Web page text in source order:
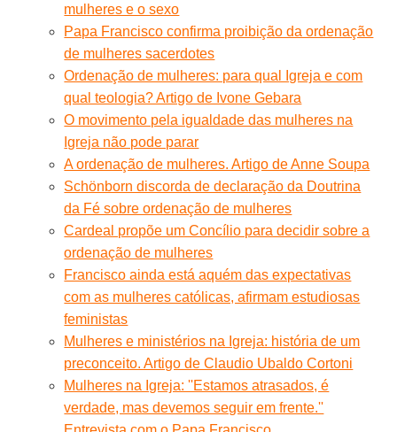
mulheres e o sexo
Papa Francisco confirma proibição da ordenação
de mulheres sacerdotes
Ordenação de mulheres: para qual Igreja e com
qual teologia? Artigo de Ivone Gebara
O movimento pela igualdade das mulheres na
Igreja não pode parar
A ordenação de mulheres. Artigo de Anne Soupa
Schönborn discorda de declaração da Doutrina
da Fé sobre ordenação de mulheres
Cardeal propõe um Concílio para decidir sobre a
ordenação de mulheres
Francisco ainda está aquém das expectativas
com as mulheres católicas, afirmam estudiosas
feministas
Mulheres e ministérios na Igreja: história de um
preconceito. Artigo de Claudio Ubaldo Cortoni
Mulheres na Igreja: ''Estamos atrasados, é
verdade, mas devemos seguir em frente.''